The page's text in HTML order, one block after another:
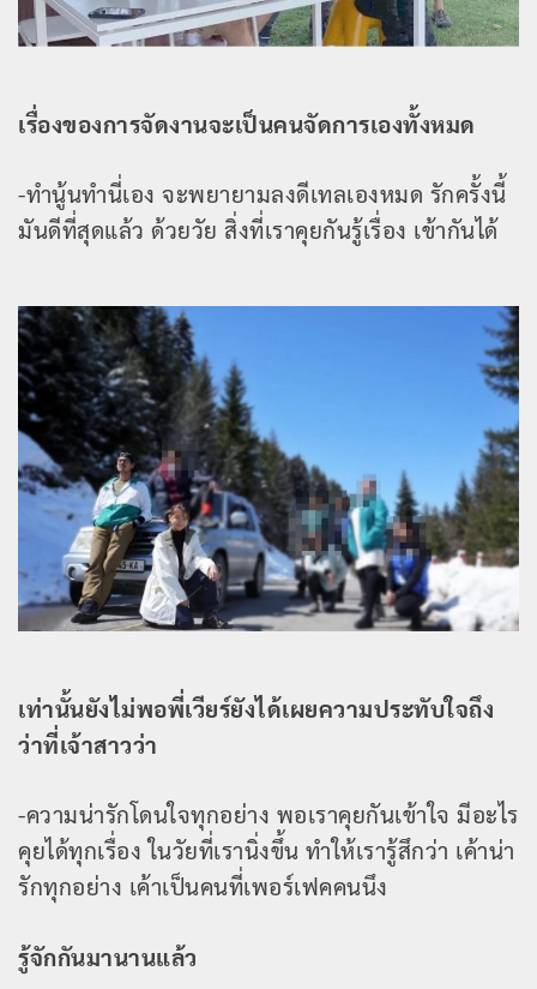
เรื่องของการจัดงานจะเป็นคนจัดการเองทั้งหมด
-ทำนู้นทำนี่เอง จะพยายามลงดีเทลเองหมด รักครั้งนี้
มันดีที่สุดแล้ว ด้วยวัย สิ่งที่เราคุยกันรู้เรื่อง เข้ากันได้
เท่านั้นยังไม่พอพี่เวียร์ยังได้เผยความประทับใจถึง
ว่าที่เจ้าสาวว่า
-ความน่ารักโดนใจทุกอย่าง พอเราคุยกันเข้าใจ มีอะไร
คุยได้ทุกเรื่อง ในวัยที่เรานิ่งขึ้น ทำให้เรารู้สึกว่า เค้าน่า
รักทุกอย่าง เค้าเป็นคนที่เพอร์เฟคคนนึง
รู้จักกันมานานแล้ว